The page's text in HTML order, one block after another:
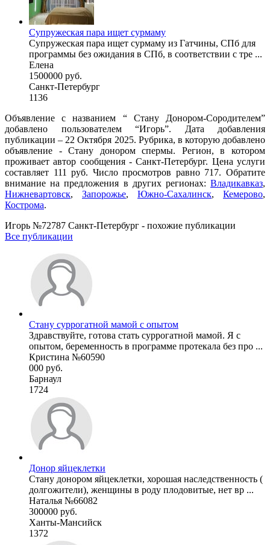
Супружеская пара ищет сурмаму
Супружеская пара ищет сурмаму из Гатчины, СПб для
программы без ожидания в СПб, в соответствии с тре ...
Елена
1500000 руб.
Санкт-Петербург
1136
Объявление с названием “ Стану Донором-Сородителем”
добавлено пользователем “Игорь”. Дата добавления
публикации – 22 Октября 2025. Рубрика, в которую добавлено
объявление - Стану донором спермы. Регион, в котором
проживает автор сообщения - Санкт-Петербург. Цена услуги
составляет 111 руб. Число просмотров равно 717. Обратите
внимание на предложения в других регионах: Владикавказ,
Нижневартовск, Запорожье, Южно-Сахалинск, Кемерово,
Кострома.
Игорь №72787 Санкт-Петербург - похожие публикации
Все публикации
Стану суррогатной мамой с опытом
Здравствуйте, готова стать суррогатной мамой. Я с
опытом, беременность в программе протекала без про ...
Кристина №60590
000 руб.
Барнаул
1724
Донор яйцеклетки
Стану донором яйцеклетки, хорошая наследственность (
долгожители), женщины в роду плодовитые, нет вр ...
Наталья №66082
300000 руб.
Ханты-Мансийск
1372